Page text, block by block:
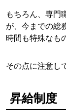
もちろん、専門
が、今までの総
時間も特殊なも
その点に注意し
昇給制度